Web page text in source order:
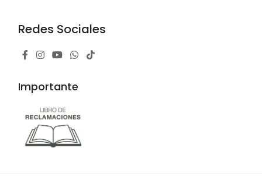
Redes Sociales
Importante